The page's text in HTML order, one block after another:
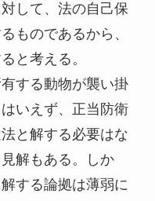
して、法の自己保
ものであるから、
と考える。
する動物が襲い掛
いえず、正当防衛
と解する必要はな
解もある。しか
する論拠は薄弱に